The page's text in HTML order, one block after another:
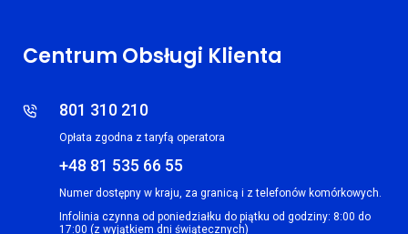
Centrum Obsługi Klienta
801 310 210
Opłata zgodna z taryfą operatora
+48 81 535 66 55
Numer dostępny w kraju, za granicą i z telefonów komórkowych.
Infolinia czynna od poniedziałku do piątku od godziny: 8:00 do
17:00 (z wyjątkiem dni świątecznych)